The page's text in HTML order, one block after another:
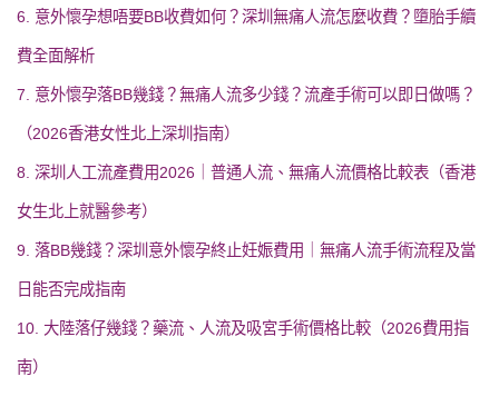
6. 意外懷孕想唔要BB收費如何？深圳無痛人流怎麼收費？墮胎手續
費全面解析
7. 意外懷孕落BB幾錢？無痛人流多少錢？流產手術可以即日做嗎？
（2026香港女性北上深圳指南）
8. 深圳人工流產費用2026｜普通人流、無痛人流價格比較表（香港
女生北上就醫參考）
9. 落BB幾錢？深圳意外懷孕終止妊娠費用｜無痛人流手術流程及當
日能否完成指南
10. 大陸落仔幾錢？藥流、人流及吸宮手術價格比較（2026費用指
南）